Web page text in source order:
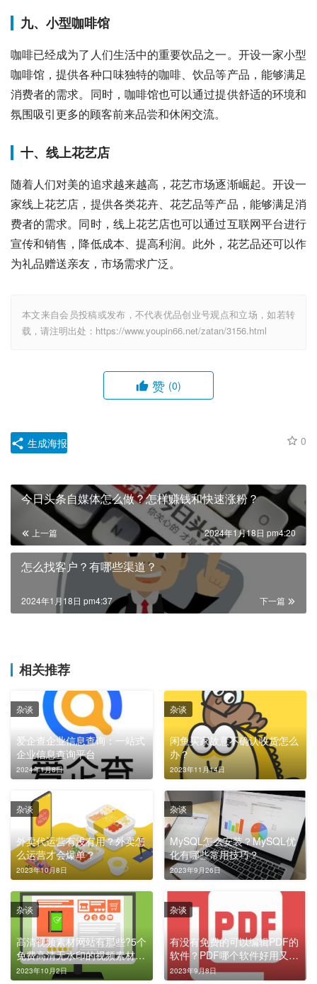
九、小型咖啡馆
咖啡已经成为了人们生活中的重要饮品之一。开设一家小型
咖啡馆，提供各种口味独特的咖啡、饮品等产品，能够满足
消费者的需求。同时，咖啡馆也可以通过提供舒适的环境和
氛围吸引更多的顾客前来品尝和休闲交流。
十、线上花艺店
随着人们对美的追求越来越高，花艺市场逐渐崛起。开设一
家线上花艺店，提供各类花卉、花艺品等产品，能够满足消
费者的需求。同时，线上花艺店也可以通过互联网平台进行
宣传和销售，降低成本、提高利润。此外，花艺品还可以作
为礼品赠送亲友，市场需求广泛。
本文来自会员投稿或发布，不代表优品创业号观点和立场，如若转
载，请注明出处：https://www.youpin66.net/zatan/3156.html
赞 (0)
0
生成海报
今日头条自媒体怎么做？怎样赚钱和快速涨粉？
上一篇 2024年1月18日 pm4:20
怎么找客户？有哪些渠道？
下一篇
2024年1月18日 pm4:37
相关推荐
爱企查企业信息查询：一站式
企业信息查询平台
2024年1月8日
杂谈
闲鱼买家故意不确认收货怎么
办？
2023年11月14日
杂谈
外卖代运营有没有用？外卖怎
么运营才会爆单？
2023年10月8日
杂谈
MySQL怎么安装？MySQL优
化有哪些常用技巧？
2023年9月26日
杂谈
高清视频素材网站有那些?5个
免费高清无水印的视频素材网
站
2023年10月2日
杂谈
有没有免费的可以编辑PDF的
软件？PDF哪个软件好用又免
费？
2023年9月8日
杂谈